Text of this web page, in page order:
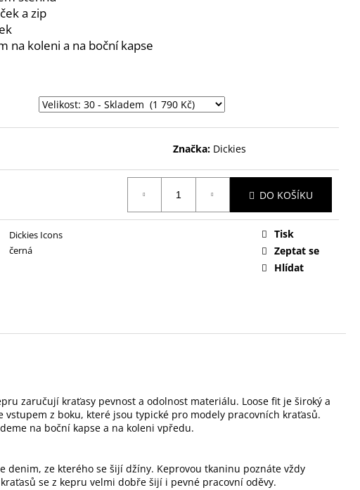
a zip
na koleni a na boční kapse
Značka: Dickies
DO KOŠÍKU
Dickies Icons
černá
Tisk
Zeptat se
Hlídat
zaručují kraťasy pevnost a odolnost materiálu. Loose fit je široký a
z boku, které jsou typické pro modely pracovních kraťasů.
na boční kapse a na koleni vpředu.
ze kterého se šijí džíny. Keprovou tkaninu poznáte vždy
se z kepru velmi dobře šijí i pevné pracovní oděvy.